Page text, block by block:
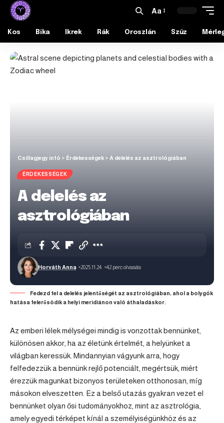
Aa
Kos Bika Ikrek Rák Oroszlán Szűz
Csillagjegy infó > Érdekességek > A delelés az asztrológiában
ÉRDEKESSÉGEK
A delelés az
asztrológiában
Horváth Anna 2025.11.24. 42 perc olvasás
Fedezd fel a delelés jelentőségét az asztrológiában, ahol a bolygók
hatása felerősödik a helyi meridiánon való áthaladáskor.
Az emberi lélek mélységei mindig is vonzottak bennünket,
különösen akkor, ha az életünk értelmét, a helyünket a
világban keressük. Mindannyian vágyunk arra, hogy
felfedezzük a bennünk rejlő potenciált, megértsük, miért
érezzük magunkat bizonyos területeken otthonosan, míg
másokon elveszetten. Ez a belső utazás gyakran vezet el
bennünket olyan ősi tudományokhoz, mint az asztrológia,
amely egyedi térképet kínál a személyiségünkhöz és az